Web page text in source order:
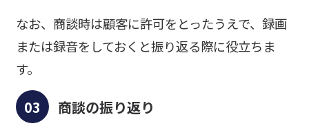
なお、商談時は顧客に許可をとったうえで、録画
または録音をしておくと振り返る際に役立ちま
す。
商談の振り返り